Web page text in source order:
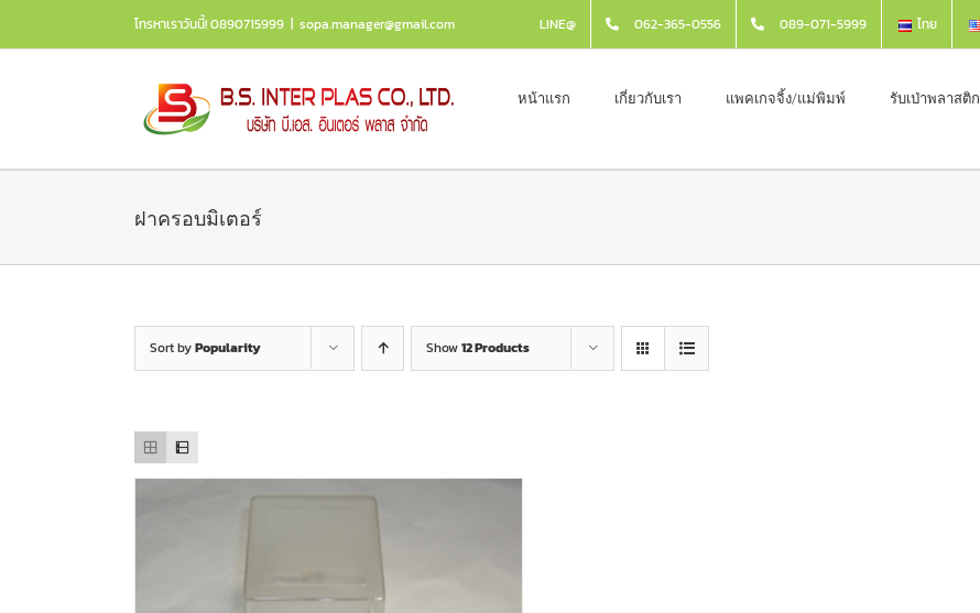
content
โทรหาเราวันนี้! 0890715999 | sopa.manager@gmail.com LINE@ 062-365-0556 089-071-5999 ไทย
หน้าแรก เกี่ยวกับเรา แพคเกจจิ้ง/แม่พิมพ์ รับเป่าพลาสติก
ฝาครอบมิเตอร์
Sort byPopularity Show12 Products